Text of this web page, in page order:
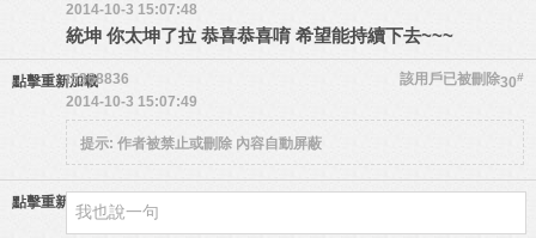
2014-10-3 15:07:48
統坤 你太坤了拉 恭喜恭喜唷 希望能持續下去~~~
點擊重新加載 30#
t5368836
該用戶已被刪除
2014-10-3 15:07:49
提示: 作者被禁止或刪除 內容自動屏蔽
點擊重新加載